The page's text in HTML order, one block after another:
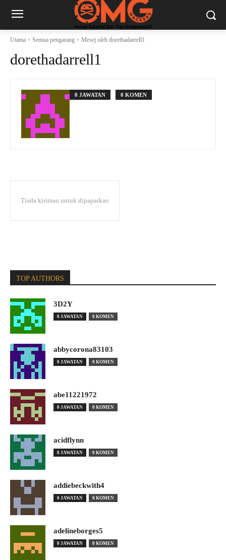
Utama Semua pengarang Mesej oleh dorethadarrell1
dorethadarrell1
0 JAWATAN 0 KOMEN
Tiada kiriman untuk dipaparkan
TOP AUTHORS
3D2Y
0 JAWATAN 0 KOMEN
abbycorona83103
0 JAWATAN 0 KOMEN
abe11221972
0 JAWATAN 0 KOMEN
acidflynn
0 JAWATAN 0 KOMEN
addiebeckwith4
0 JAWATAN 0 KOMEN
adelineborges5
0 JAWATAN 0 KOMEN